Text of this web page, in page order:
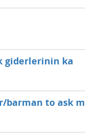
giderlerinin ka
barman to ask m